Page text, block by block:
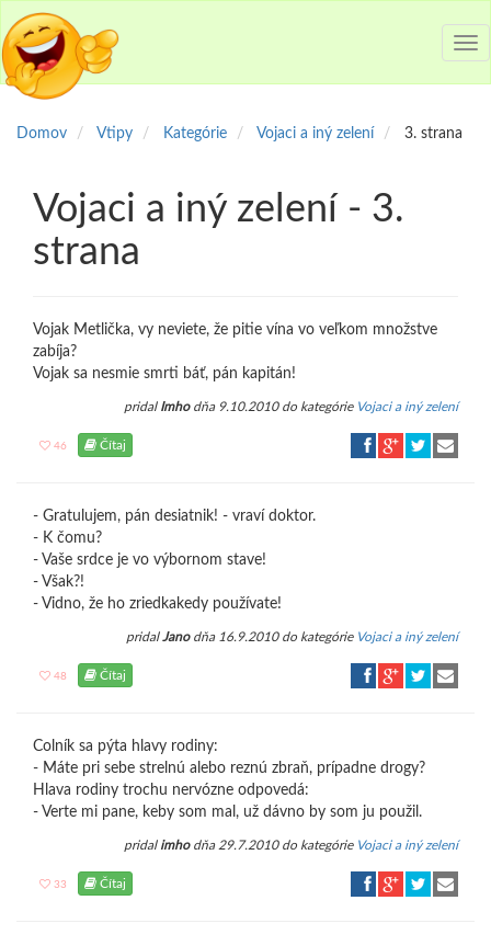
Domov Vtipy Kategórie Vojaci a iný zelení 3. strana
Vojaci a iný zelení - 3.
strana
Vojak Metlička, vy neviete, že pitie vína vo veľkom množstve
zabíja?
Vojak sa nesmie smrti báť, pán kapitán!
pridal Imhodňa 9.10.2010 do kategórie Vojaci a iný zelení
46 Čítaj
- Gratulujem, pán desiatnik! - vraví doktor.
- K čomu?
- Vaše srdce je vo výbornom stave!
- Však?!
- Vidno, že ho zriedkakedy používate!
pridalJanodňa 16.9.2010 do kategórie Vojaci a iný zelení
48 Čítaj
Colník sa pýta hlavy rodiny:
- Máte pri sebe strelnú alebo reznú zbraň, prípadne drogy?
Hlava rodiny trochu nervózne odpovedá:
- Verte mi pane, keby som mal, už dávno by som ju použil.
pridal imhodňa 29.7.2010 do kategórie Vojaci a iný zelení
33 Čítaj